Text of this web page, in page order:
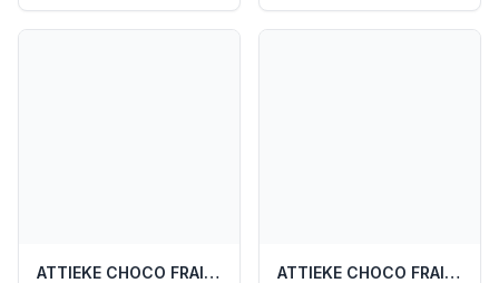
ATTIEKE CHOCO FRAIS 1KG ATTIEKE CHOCO FRAIS (CARTON 20 SACHETS)